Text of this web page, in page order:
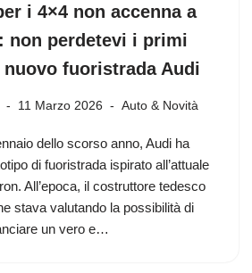
i 4×4 non accenna a
non perdetevi i primi
fuoristrada Audi
11 Marzo 2026 Auto & Novità
dello scorso anno, Audi ha
di fuoristrada ispirato all’attuale
All’epoca, il costruttore tedesco
stava valutando la possibilità di
un vero e…